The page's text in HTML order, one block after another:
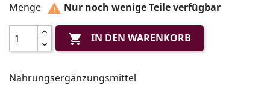
Menge  Nur noch wenige Teile verfügbar
 IN DEN WARENKORB
Nahrungsergänzungsmittel